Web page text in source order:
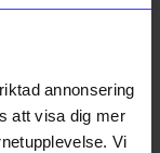
annonsering
att visa dig mer
Vi